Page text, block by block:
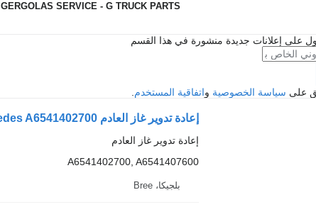
GERGOLAS SERVICE - G TRUCK PARTS
على إعلانات جديدة منشورة في هذا القسم
على سياسة الخصوصية واتفاقية المستخدم
إعادة تدوير غاز العادم
A6541402700, A6541407600
بلجيكا، Bree